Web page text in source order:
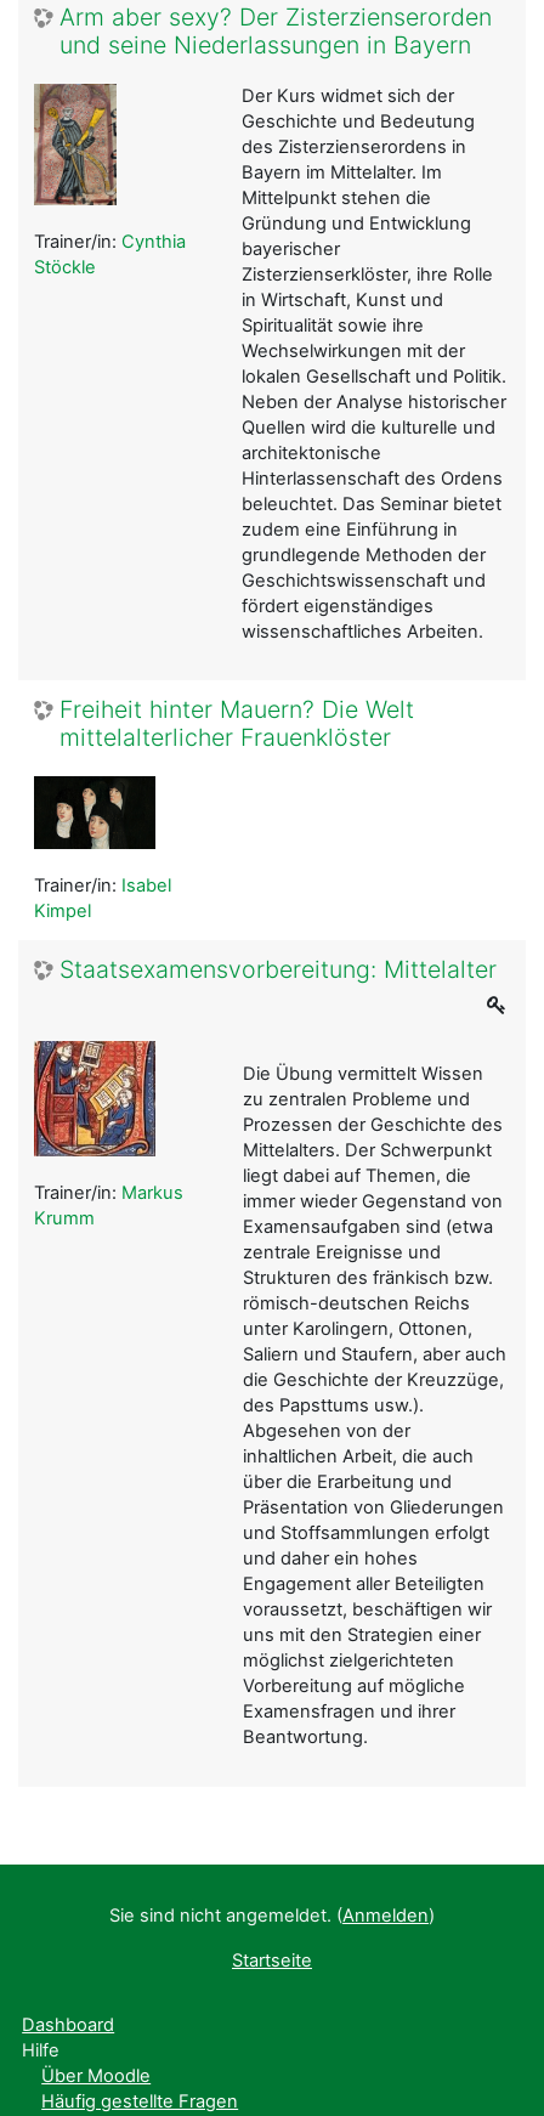
Arm aber sexy? Der Zisterzienserorden
und seine Niederlassungen in Bayern
Der Kurs widmet sich der
Geschichte und Bedeutung
des Zisterzienserordens in
Bayern im Mittelalter. Im
Mittelpunkt stehen die
Gründung und Entwicklung
bayerischer
Zisterzienserklöster, ihre Rolle
in Wirtschaft, Kunst und
Spiritualität sowie ihre
Wechselwirkungen mit der
lokalen Gesellschaft und Politik.
Neben der Analyse historischer
Quellen wird die kulturelle und
architektonische
Hinterlassenschaft des Ordens
beleuchtet. Das Seminar bietet
zudem eine Einführung in
grundlegende Methoden der
Geschichtswissenschaft und
fördert eigenständiges
wissenschaftliches Arbeiten.
Trainer/in: Cynthia
Stöckle
Freiheit hinter Mauern? Die Welt
mittelalterlicher Frauenklöster
Trainer/in: Isabel
Kimpel
Staatsexamensvorbereitung: Mittelalter
Die Übung vermittelt Wissen
zu zentralen Probleme und
Prozessen der Geschichte des
Mittelalters. Der Schwerpunkt
liegt dabei auf Themen, die
immer wieder Gegenstand von
Examensaufgaben sind (etwa
zentrale Ereignisse und
Strukturen des fränkisch bzw.
römisch-deutschen Reichs
unter Karolingern, Ottonen,
Saliern und Staufern, aber auch
die Geschichte der Kreuzzüge,
des Papsttums usw.).
Abgesehen von der
inhaltlichen Arbeit, die auch
über die Erarbeitung und
Präsentation von Gliederungen
und Stoffsammlungen erfolgt
und daher ein hohes
Engagement aller Beteiligten
voraussetzt, beschäftigen wir
uns mit den Strategien einer
möglichst zielgerichteten
Vorbereitung auf mögliche
Examensfragen und ihrer
Beantwortung.
Trainer/in: Markus
Krumm
Sie sind nicht angemeldet. (Anmelden)
Startseite
Dashboard
Hilfe
Über Moodle
Häufig gestellte Fragen